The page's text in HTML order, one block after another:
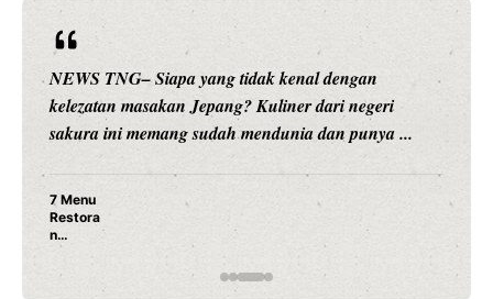
NEWS TNG– Siapa sangka, dua nama besar di dunia
hiburan, Nunung Srimulat dan Vicky Prasetyo, kini
merambah dunia kuliner dengan ...
Nunung Srimulat & Vicky Prasetyo Buka Restoran
Rahasia Mami Bikin Nagih!